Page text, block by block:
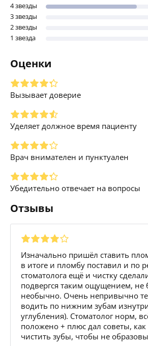
4 звезды
3 звезды
2 звезды
1 звезда
Оценки
Вызывает доверие
Уделяет должное время пациенту
Врач внимателен и пунктуален
Убедительно отвечает на вопросы
Отзывы
Изначально пришёл ставить
в итоге и пломбу поставил и по
стоматолога ещё и чистку
подвергся таким ощущением, не
необычно. Очень непривычно
водить по нижним зубам
углубления). Стоматолог норм,
положено + плюс дал советы,
чистить зубы, чтобы не